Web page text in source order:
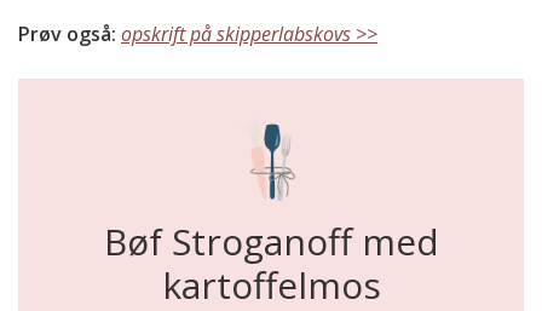
Prøv også: opskrift på skipperlabskovs >>
Bøf Stroganoff med
kartoffelmos